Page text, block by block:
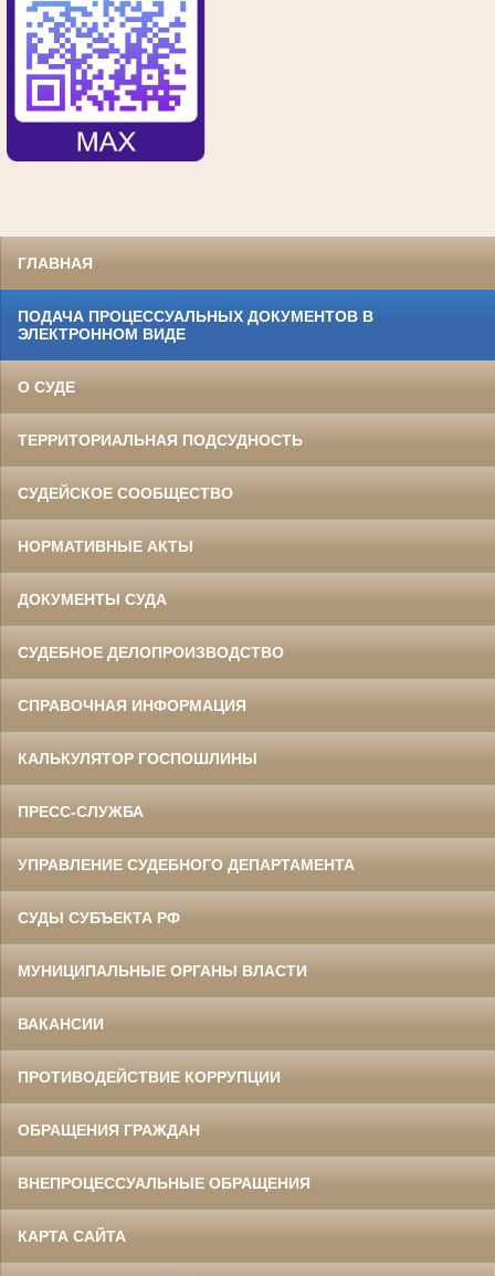
ГЛАВНАЯ
ПОДАЧА ПРОЦЕССУАЛЬНЫХ ДОКУМЕНТОВ В
ЭЛЕКТРОННОМ ВИДЕ
О СУДЕ
ТЕРРИТОРИАЛЬНАЯ ПОДСУДНОСТЬ
СУДЕЙСКОЕ СООБЩЕСТВО
НОРМАТИВНЫЕ АКТЫ
ДОКУМЕНТЫ СУДА
СУДЕБНОЕ ДЕЛОПРОИЗВОДСТВО
СПРАВОЧНАЯ ИНФОРМАЦИЯ
КАЛЬКУЛЯТОР ГОСПОШЛИНЫ
ПРЕСС-СЛУЖБА
УПРАВЛЕНИЕ СУДЕБНОГО ДЕПАРТАМЕНТА
СУДЫ СУБЪЕКТА РФ
МУНИЦИПАЛЬНЫЕ ОРГАНЫ ВЛАСТИ
ВАКАНСИИ
ПРОТИВОДЕЙСТВИЕ КОРРУПЦИИ
ОБРАЩЕНИЯ ГРАЖДАН
ВНЕПРОЦЕССУАЛЬНЫЕ ОБРАЩЕНИЯ
КАРТА САЙТА